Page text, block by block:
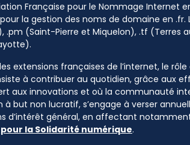
Française pour le Nommage Internet
la gestion des noms de domaine en
.pm (Saint-Pierre et Miquelon), .tf (Terres
extensions françaises de l’internet, le
à contribuer au quotidien, grâce aux
aux innovations et où la communauté
à but non lucratif, s’engage à verser
d’intérêt général, en affectant
la Solidarité numérique.